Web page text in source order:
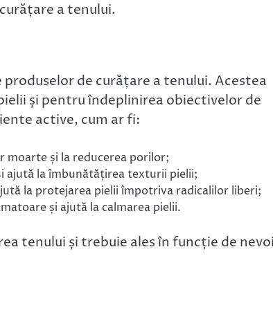
a tenului.
de curățare a tenului. Acestea
și pentru îndeplinirea obiectivelor de
active, cum ar fi:
moarte și la reducerea porilor;
ajută la îmbunătățirea texturii pielii;
la protejarea pielii împotriva radicalilor liberi;
și ajută la calmarea pielii.
tenului și trebuie ales în funcție de